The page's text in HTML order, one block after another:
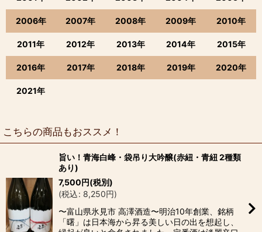
2006年 2007年 2008年 2009年 2010年
2011年 2012年 2013年 2014年 2015年
2016年 2017年 2018年 2019年 2020年
2021年
こちらの商品もおススメ！
旨い！青海白峰・袋吊り大吟醸(赤紐・青紐 2種類
あり)
7,500円(税別)
(税込: 8,250円)
〜富山県氷見市 高澤酒造〜明治10年創業、銘柄
「曙」は日本海から昇る美しい日の出を想起し、